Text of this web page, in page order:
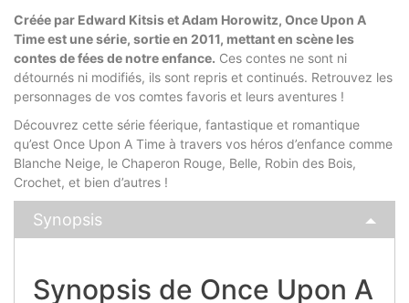
Créée par Edward Kitsis et Adam Horowitz, Once Upon A
Time est une série, sortie en 2011, mettant en scène les
contes de fées de notre enfance. Ces contes ne sont ni
détournés ni modifiés, ils sont repris et continués. Retrouvez les
personnages de vos comtes favoris et leurs aventures !
Découvrez cette série féerique, fantastique et romantique
qu’est Once Upon A Time à travers vos héros d’enfance comme
Blanche Neige, le Chaperon Rouge, Belle, Robin des Bois,
Crochet, et bien d’autres !
Synopsis
Synopsis de Once Upon A